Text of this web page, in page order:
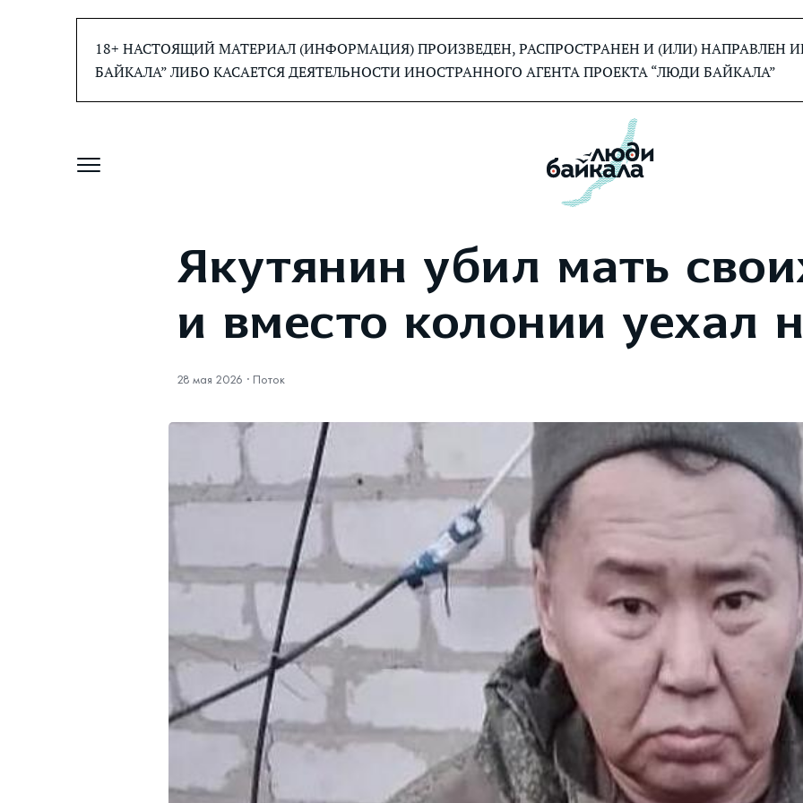
18+ НАСТОЯЩИЙ МАТЕРИАЛ (ИНФОРМАЦИЯ) ПРОИЗВЕДЕН, РАСПРОСТРАНЕН И (ИЛИ)
БАЙКАЛА” ЛИБО КАСАЕТСЯ ДЕЯТЕЛЬНОСТИ ИНОСТРАННОГО АГЕНТА ПРОЕКТА “ЛЮДИ БАЙКАЛА”
Якутянин убил мать
и вместо колонии уехал
28 мая 2026 · Поток